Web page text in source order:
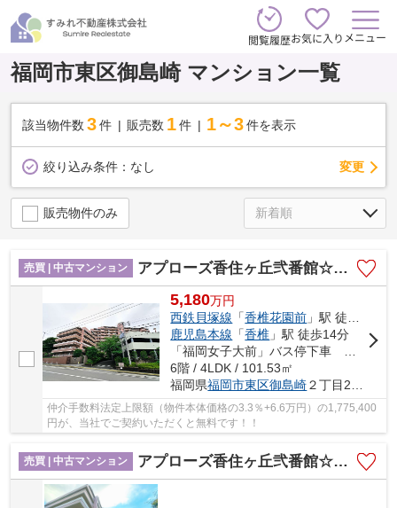
閲覧履歴お気に入り メニュー
福岡市東区御島崎 マンション一覧
該当物件数 3件 販売数 1 件 1～3 件を表示
絞り込み条件： なし 変更
販売物件のみ
売買 | 中古マンション アプローズ香住ヶ丘弐番館☆仲介手数料無料☆
5,180万円
西鉄貝塚線 「香椎花園前 」駅 徒歩14分
鹿児島本線 「香椎 」駅 徒歩14分
6階 / 4LDK / 101.53㎡
福岡県福岡市東区御島崎２丁目20-31
仲介手数料法定上限額（物件本体価格の3.3％+6.6万円）の1,775,400
円が、当社でご契約いただくと無料です！！
売買 | 中古マンション アプローズ香住ヶ丘弐番館☆仲介手数料無料☆